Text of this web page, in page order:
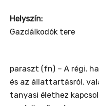
Helyszín:
Gazdálkodók tere
paraszt (fn) – A régi,
és az állattartásról,
tanyasi élethez